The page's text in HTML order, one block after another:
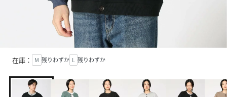
在庫： M 残りわずか L 残りわずか